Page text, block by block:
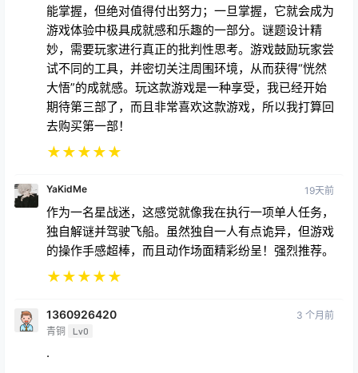
能掌握，但绝对值得付出努力；一旦掌握，它就会成为
游戏体验中极具成就感和乐趣的一部分。谜题设计精
妙，需要玩家进行真正的批判性思考。游戏鼓励玩家尝
试不同的工具，并密切关注周围环境，从而获得“恍然
大悟”的成就感。玩这款游戏是一种享受，我已经开始
期待第三部了，而且非常喜欢这款游戏，所以我打算回
去购买第一部！
★★★★★
YaKidMe 19天前
作为一名星战迷，这感觉就像我在执行一项单人任务，
独自解谜并驾驶飞船。虽然独自一人有点诡异，但游戏
的操作手感超棒，而且动作场面精彩纷呈！强烈推荐。
★★★★★
1360926420
青铜 Lv0
3 个月前
.